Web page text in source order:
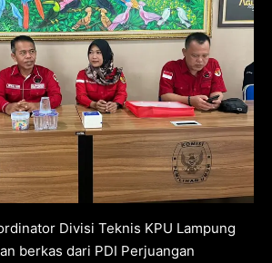
Divisi Teknis KPU Lampung
berkas dari PDI Perjuangan